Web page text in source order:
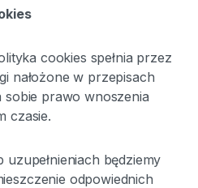
cookies spełnia przez
nałożone w przepisach
sobie prawo wnoszenia
czasie.
będziemy
odpowiednich